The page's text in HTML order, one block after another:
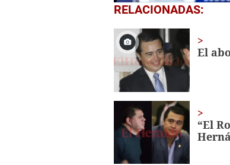
0
seconds
minute,
22
secondsVolume
0%
RELACIONADAS:
El
“El